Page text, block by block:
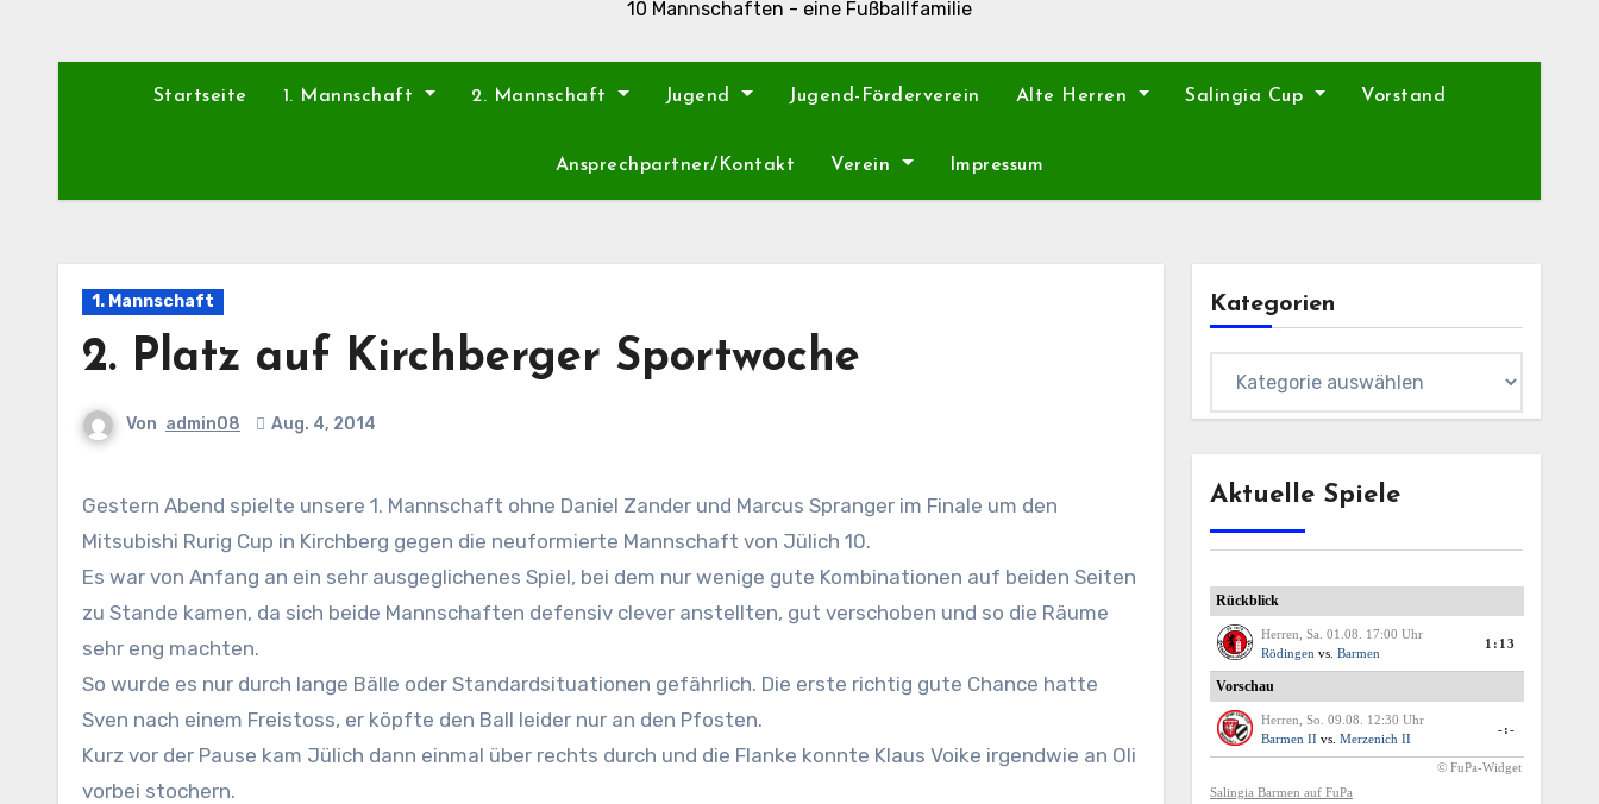
10 Mannschaften - eine Fußballfamilie
Startseite 1. Mannschaft 2. Mannschaft Jugend Jugend-Förderverein Alte Herren Salingia Cup Vorstand
Ansprechpartner/Kontakt Verein Impressum
1. Mannschaft
2. Platz auf Kirchberger Sportwoche
Von admin08 Aug. 4, 2014
Gestern Abend spielte unsere 1. Mannschaft ohne Daniel Zander und Marcus Spranger im Finale um den
Mitsubishi Rurig Cup in Kirchberg gegen die neuformierte Mannschaft von Jülich 10.
Es war von Anfang an ein sehr ausgeglichenes Spiel, bei dem nur wenige gute Kombinationen auf beiden Seiten
zu Stande kamen, da sich beide Mannschaften defensiv clever anstellten, gut verschoben und so die Räume
sehr eng machten.
So wurde es nur durch lange Bälle oder Standardsituationen gefährlich. Die erste richtig gute Chance hatte
Sven nach einem Freistoss, er köpfte den Ball leider nur an den Pfosten.
Kurz vor der Pause kam Jülich dann einmal über rechts durch und die Flanke konnte Klaus Voike irgendwie an Oli
vorbei stochern.
Kategorien
Aktuelle Spiele